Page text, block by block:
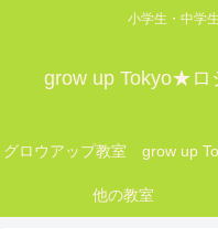
小学生・中学
grow up Tokyo★ロ
グロウアップ教室 grow up
他の教室